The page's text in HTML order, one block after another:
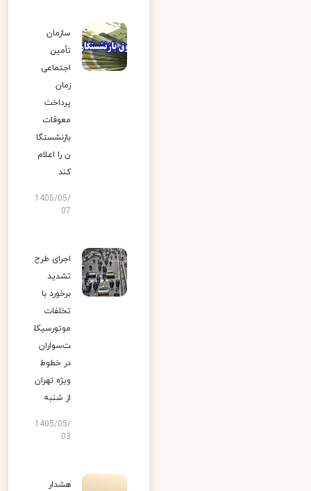
سازمان
تأمین
اجتماعی
زمان
پرداخت
معوقات
بازنشستگا
ن را اعلام
کند
1405/05/
07
اجرای طرح
تشدید
برخورد با
تخلفات
موتورسیکل
ت‌سواران
در خطوط
ویژه تهران
از شنبه
1405/05/
03
هشدار